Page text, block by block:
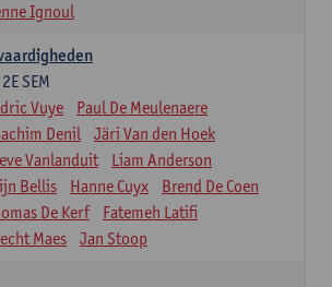
Ignoul
2E SEM
Vuye
Paul De Meulenaere
Denil
Järi Van den Hoek
Vanlanduit
Liam Anderson
Bellis
Hanne Cuyx
Brend De Coen
De Kerf
Fatemeh Latifi
Maes
Jan Stoop